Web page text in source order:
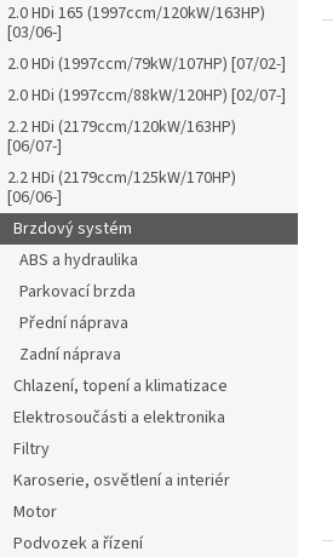
2.0 HDi 165 (1997ccm/120kW/163HP)
[03/06-]
2.0 HDi (1997ccm/79kW/107HP) [07/02-]
2.0 HDi (1997ccm/88kW/120HP) [02/07-]
2.2 HDi (2179ccm/120kW/163HP)
[06/07-]
2.2 HDi (2179ccm/125kW/170HP)
[06/06-]
Brzdový systém
ABS a hydraulika
Parkovací brzda
Přední náprava
Zadní náprava
Chlazení, topení a klimatizace
Elektrosoučásti a elektronika
Filtry
Karoserie, osvětlení a interiér
Motor
Podvozek a řízení